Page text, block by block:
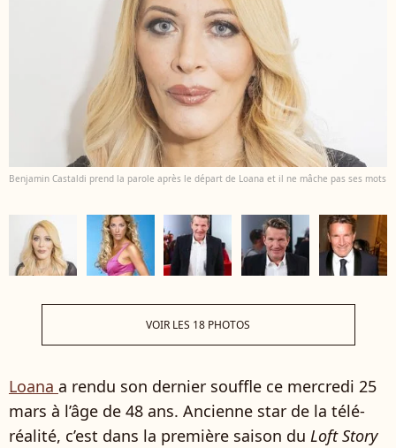
Benjamin Castaldi prend la parole après le départ de Loana et il ne mâche pas ses mots
VOIR LES 18 PHOTOS
Loana a rendu son dernier souffle ce mercredi 25
mars à l’âge de 48 ans. Ancienne star de la télé-
réalité, c’est dans la première saison du Loft Story